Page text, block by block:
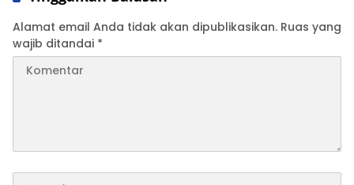
Alamat email Anda tidak akan dipublikasikan. Ruas yang
wajib ditandai *